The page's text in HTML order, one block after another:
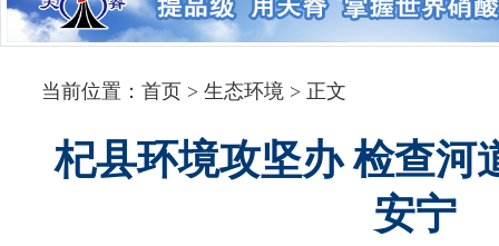
当前位置：首页 > 生态环境 > 正文
杞县环境攻坚办 检查河
安宁